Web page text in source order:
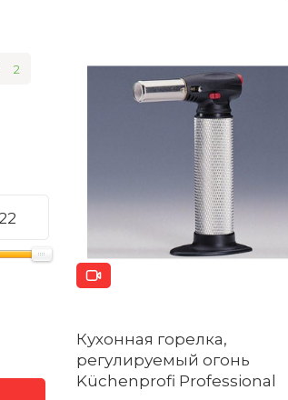
2
Кухонная горелка,
регулируемый огонь
Küchenprofi Professional